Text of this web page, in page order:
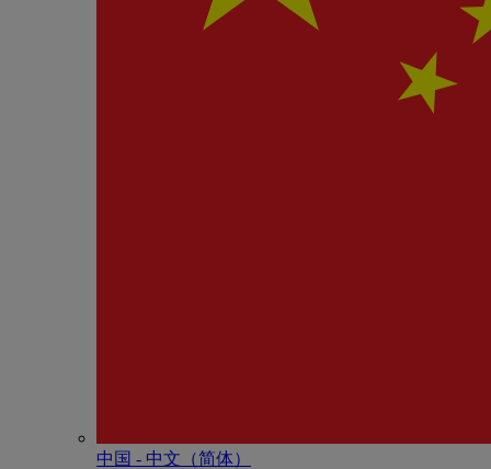
中国 - 中⽂（简体）